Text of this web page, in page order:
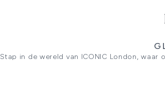
Stap in de wereld van ICONIC London, waar
pigmentatie,